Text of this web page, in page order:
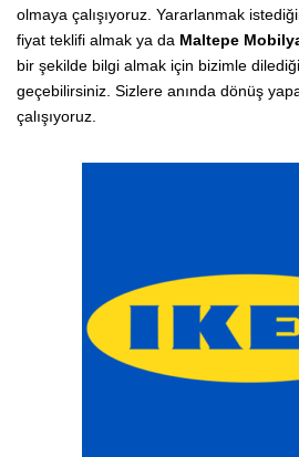
olmaya çalışıyoruz. Yararlanmak
fiyat teklifi almak ya da Maltepe
bir şekilde bilgi almak için bizimle
geçebilirsiniz. Sizlere anında dönüş
çalışıyoruz.